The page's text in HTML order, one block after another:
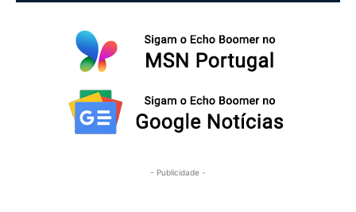
- Publicidade -